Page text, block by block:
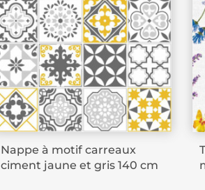
Nappe à motif carreaux
ciment jaune et gris 140 cm